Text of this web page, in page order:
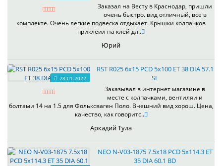
Заказал на Весту в Краснодар, пришли
очень быстро. вид отличный, все в
комплекте. Очень легкие подвеска отдыхает. Крышки колпачков
приклеил на клей дл..
Юрий
28.01.2022
RST R025 6x15 PCD 5x100 ET 38 DIA 57.1
SL
Заказывал в интернет магазине в
месте с колпачками, вентиляи и
болтами 14 на 1.5 для Фольксваген Поло. Внешний вид хорош. Цена,
качество, как говоритс..
Аркадий Тула
NEO N-V03-1875 7.5x18 PCD 5x114.3 ET
35 DIA 60.1 BD